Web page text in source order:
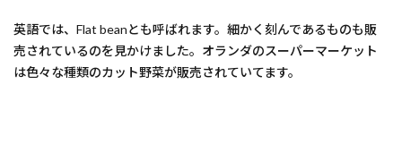
英語では、Flat beanとも呼ばれます。細かく刻んであるものも販
売されているのを見かけました。オランダのスーパーマーケット
は色々な種類のカット野菜が販売されていてます。